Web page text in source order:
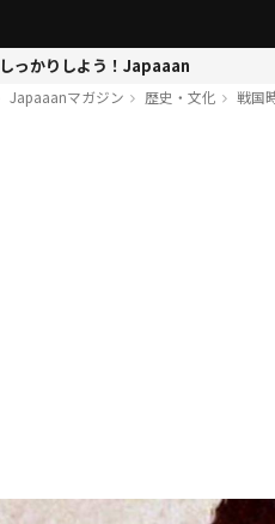
っかりしよう！Japaaan
Japaaanマガジン 歴史・文化 戦国